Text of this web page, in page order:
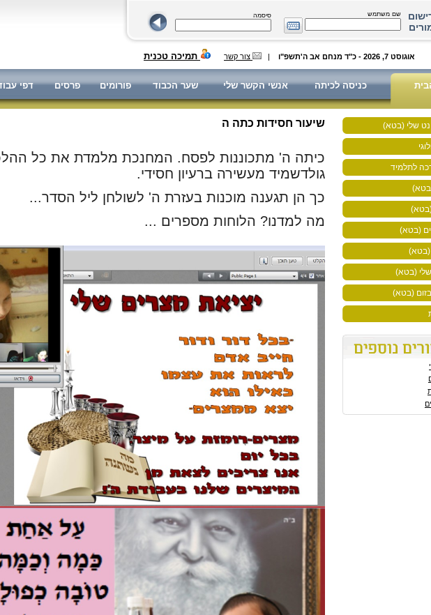
שם משתמש סיסמה
אוגוסט 7, 2026 - כ"ד מנחם אב ה'תשפ"ו | צור קשר תמיכה טכנית
כניסה לכיתה אנשי הקשר שלי שער הכבוד פורומים פרסים דפי
שיעור חסידות כתה ה
כיתה ה' מתכוננות לפסח. המחנכת מלמדת את כל
גולדשמיד מעשירה ברעיון חסידי.
כך הן תגענה מוכנות בעזרת ה' לשולחן ליל הסדר...
מה למדנו? הלוחות מספרים ...
שלי (בטא)
לתלמיד
(בטא)
(בטא)
(בטא)
(בטא)